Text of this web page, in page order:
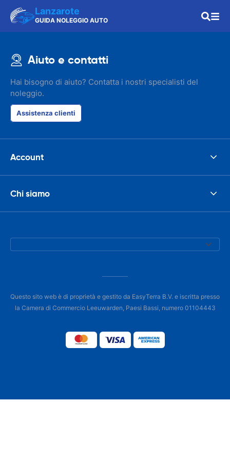
Lanzarote
GUIDA NOLEGGIO AUTO
Aiuto e contatti
Hai bisogno di aiuto? Contatta i nostri specialisti del
noleggio.
Assistenza clienti
Account
Chi siamo
Questo sito web è di proprietà e gestito da EasyTerra B.V. e iscritta presso
la Camera di Commercio Leeuwarden, Paesi Bassi, numero 01104443